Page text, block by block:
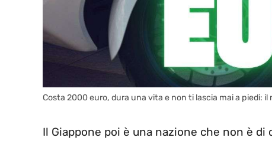
Costa 2000 euro, dura una vita e non ti lascia mai a
Il Giappone poi è una nazione che non è